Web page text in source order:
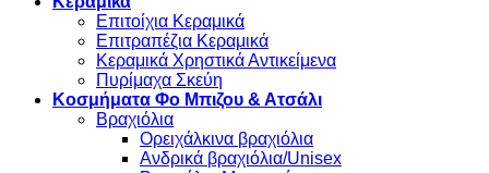
Επιτοίχια Κεραμικά
Επιτραπέζια Κεραμικά
Κεραμικά Χρηστικά Αντικείμενα
Πυρίμαχα Σκεύη
Κοσμήματα Φο Μπιζου & Ατσάλι
Βραχιόλια
Oρειχάλκινα βραχιόλια
Ανδρικά βραχιόλια/Unisex